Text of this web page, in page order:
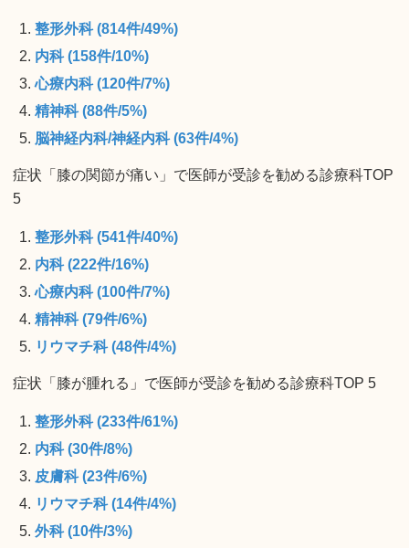
整形外科 (814件/49%)
内科 (158件/10%)
心療内科 (120件/7%)
精神科 (88件/5%)
脳神経内科/神経内科 (63件/4%)
症状「膝の関節が痛い」で医師が受診を勧める診療科TOP
5
整形外科 (541件/40%)
内科 (222件/16%)
心療内科 (100件/7%)
精神科 (79件/6%)
リウマチ科 (48件/4%)
症状「膝が腫れる」で医師が受診を勧める診療科TOP 5
整形外科 (233件/61%)
内科 (30件/8%)
皮膚科 (23件/6%)
リウマチ科 (14件/4%)
外科 (10件/3%)